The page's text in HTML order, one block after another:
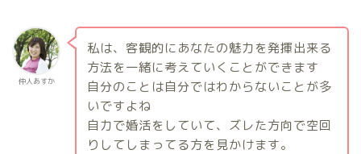
仲人あすか
私は、客観的にあなたの魅力を発揮出来る
方法を一緒に考えていくことができます
自分のことは自分ではわからないことが多
いですよね
自力で婚活をしていて、ズレた方向で空回
りしてしまってる方を見かけます。